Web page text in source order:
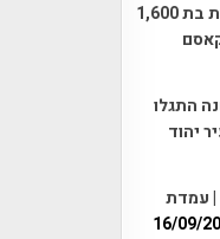
שרידי אחוזה שומרונית מפוארת בת 1,600
קדומות בנות 4,000 שנה התגלו
יהוד
| עמדת
16/09/